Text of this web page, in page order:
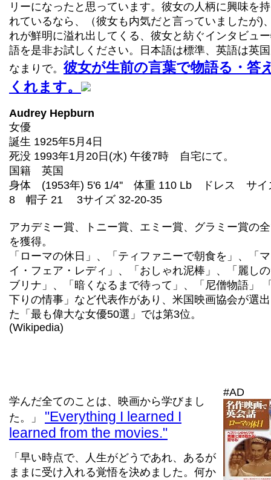
リーになったと思っています。彼女の人柄に興味を
れているなら、（彼女も内気だと言っていましたが)
れが鮮明に溢れ出してくる、彼女と紡ぐインタビュ
語を是非お試しください。日本語は標準、英語は英
なまりで。 彼女が生前の言葉で物語る・答
くれます。
Audrey Hepburn
女優
誕生 1925年5月4日
死没 1993年1月20日(水) 午後7時 自宅にて。
国籍 英国
身体 (1953年) 5'6 1/4'' 体重 110 Lb ドレス サイ
8 帽子 21 3サイズ 32-20-35
アカデミー賞、トニー賞、エミー賞、グラミー賞の
を獲得。
「ローマの休日」、「ティファニーで朝食を」、「マ
イ・フェア・レディ」、「おしゃれ泥棒」、「麗し
ブリナ」、「暗くなるまで待って」、「尼僧物語」
下りの情事」など代表作があり、米国映画協会が選
た「最も偉大な女優50選」では第3位。
(Wikipedia)
#AD
学んだ全てのことは、映画から学びまし
た。」
Everything I learned I
learned from the movies.
「早い時点で、人生がどうであれ、あるが
ままに受け入れる覚悟を決めました。何か